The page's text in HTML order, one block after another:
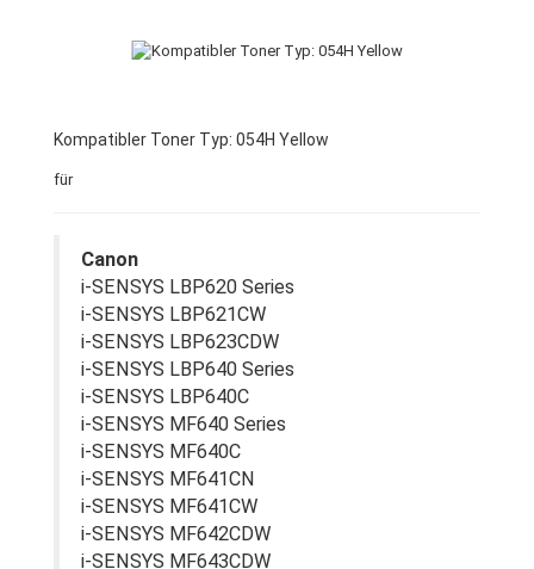
Kompatibler Toner Typ: 054H Yellow
für
Canon
i-SENSYS LBP620 Series
i-SENSYS LBP621CW
i-SENSYS LBP623CDW
i-SENSYS LBP640 Series
i-SENSYS LBP640C
i-SENSYS MF640 Series
i-SENSYS MF640C
i-SENSYS MF641CN
i-SENSYS MF641CW
i-SENSYS MF642CDW
i-SENSYS MF643CDW